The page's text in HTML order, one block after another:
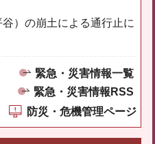
）の崩土による通行止に
緊急・災害情報一覧
緊急・災害情報RSS
防災・危機管理ページ